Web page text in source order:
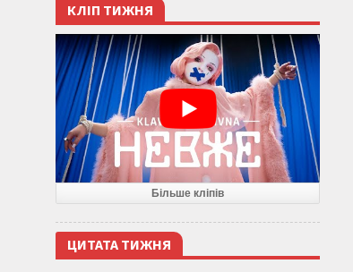
КЛІП ТИЖНЯ
Більше кліпів
ЦИТАТА ТИЖНЯ